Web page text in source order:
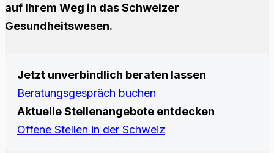
auf Ihrem Weg in das Schweizer
Gesundheitswesen.
Jetzt unverbindlich beraten lassen
Beratungsgespräch buchen
Aktuelle Stellenangebote entdecken
Offene Stellen in der Schweiz